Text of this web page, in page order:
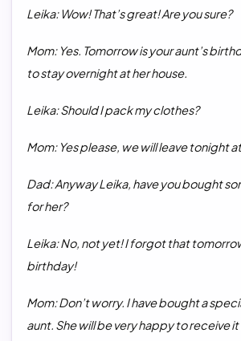
Leika: Wow! That’s great! Are you sure?
Mom: Yes. Tomorrow is your aunt’s
to stay overnight at her house.
Leika: Should I pack my clothes?
Mom: Yes please, we will leave tonight
Dad: Anyway Leika, have you bought
for her?
Leika: No, not yet! I forgot that
birthday!
Mom: Don’t worry. I have bought a
aunt. She will be very happy to receive